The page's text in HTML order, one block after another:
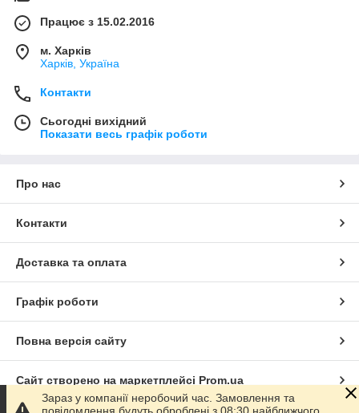
Працює з 15.02.2016
м. Харків
Харків, Україна
Контакти
Сьогодні вихідний
Показати весь графік роботи
Про нас
Контакти
Доставка та оплата
Графік роботи
Повна версія сайту
Сайт створено на маркетплейсі Prom.ua
Зараз у компанії неробочий час. Замовлення та